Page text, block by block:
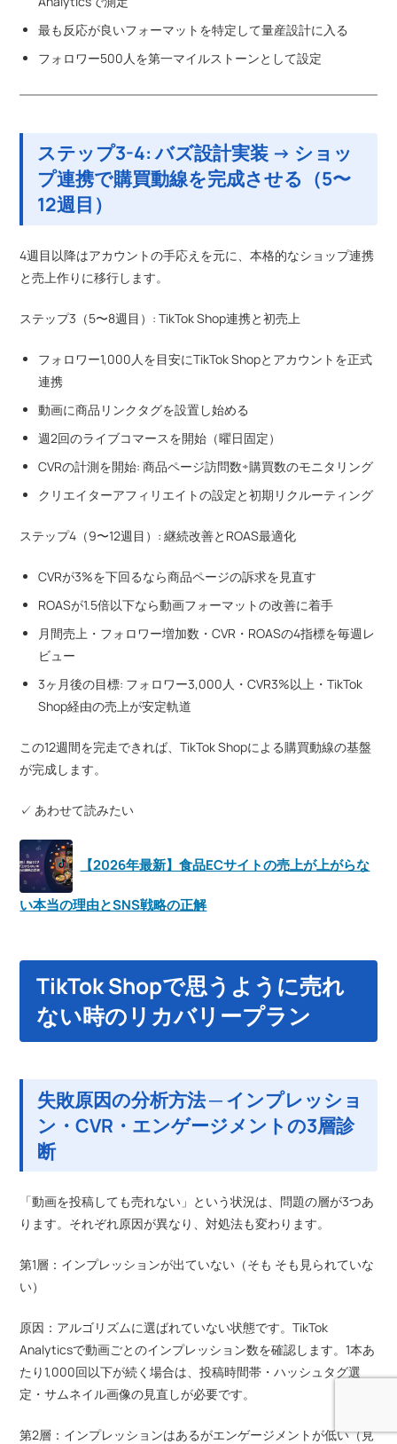
最も反応が良いフォーマットを特定して量産設計に入る
フォロワー500人を第一マイルストーンとして設定
ステップ3-4: バズ設計実装 → ショッ
プ連携で購買動線を完成させる（5〜
12週目）
4週目以降はアカウントの手応えを元に、本格的なショップ連携
と売上作りに移行します。
ステップ3（5〜8週目）: TikTok Shop連携と初売上
フォロワー1,000人を目安にTikTok Shopとアカウントを正式
連携
動画に商品リンクタグを設置し始める
週2回のライブコマースを開始（曜日固定）
CVRの計測を開始: 商品ページ訪問数÷購買数のモニタリング
クリエイターアフィリエイトの設定と初期リクルーティング
ステップ4（9〜12週目）: 継続改善とROAS最適化
CVRが3%を下回るなら商品ページの訴求を見直す
ROASが1.5倍以下なら動画フォーマットの改善に着手
月間売上・フォロワー増加数・CVR・ROASの4指標を毎週レ
ビュー
3ヶ月後の目標: フォロワー3,000人・CVR3%以上・TikTok
Shop経由の売上が安定軌道
この12週間を完走できれば、TikTok Shopによる購買動線の基盤
が完成します。
✓ あわせて読みたい
【2026年最新】食品ECサイトの売上が上がらな
い本当の理由とSNS戦略の正解
TikTok Shopで思うように売れ
ない時のリカバリープラン
失敗原因の分析方法 ─ インプレッショ
ン・CVR・エンゲージメントの3層診
断
「動画を投稿しても売れない」という状況は、問題の層が3つあ
ります。それぞれ原因が異なり、対処法も変わります。
第1層：インプレッションが出ていない（そも そも見られていな
い）
原因：アルゴリズムに選ばれていない状態です。TikTok
Analyticsで動画ごとのインプレッション数を確認します。1本あ
たり1,000回以下が続く場合は、投稿時間帯・ハッシュタグ選
定・サムネイル画像の見直しが必要です。
第2層：インプレッションはあるがエンゲージメントが低い（見